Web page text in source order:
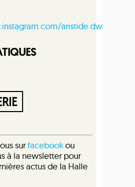
aristide.dwz/
surfacebookou
à la newsletter pour
actus de la Halle